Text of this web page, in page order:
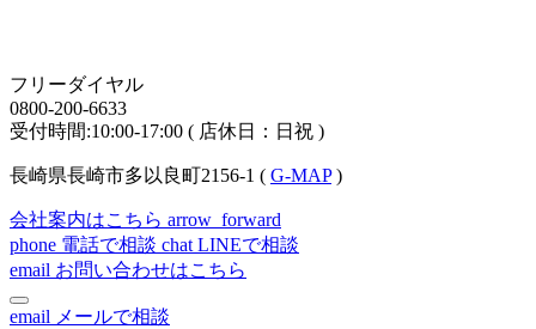
フリーダイヤル
0800-200-6633
受付時間:10:00-17:00 ( 店休日：日祝 )
長崎県長崎市多以良町2156-1 ( G-MAP)
会社案内はこちら arrow_forward
phone 電話で相談 chat LINEで相談
email お問い合わせはこちら
email メールで相談